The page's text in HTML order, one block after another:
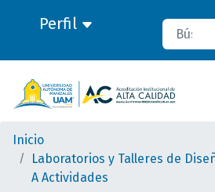
Perfil Buscar
Inicio
Laboratorios y Talleres de
A Actividades